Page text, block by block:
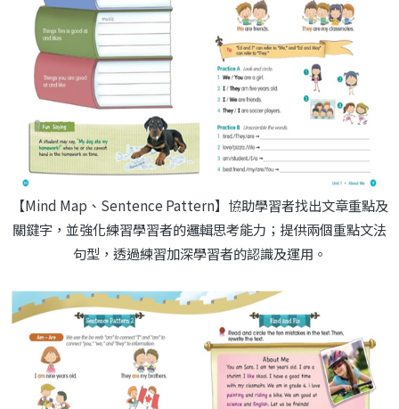
【Mind Map、Sentence Pattern】協助學習者找出文章重點及
關鍵字，並強化練習學習者的邏輯思考能力；提供兩個重點文法
句型，透過練習加深學習者的認識及運用。